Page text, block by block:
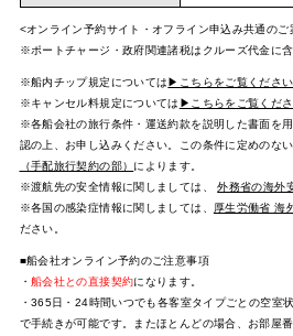
<オンライン予約サイト・オフライン申込み共通のご
※ポートチャージ・政府関連諸税はクルーズ代金に含
※船内チップ規定については▶こちらをご覧ください
※キャンセル料規定については ▶こちらをご覧くださ
※各船会社の旅行条件・運送約款を説明した書面を
認の上、お申し込みください。この条件に定めのない
（手配旅行契約の部） によります。
※渡航先の安全情報に関しましては、外務省の海外
※各国の感染症情報に関しましては、
厚生労働省 海
ださい。
■船会社オンライン予約のご注意事項
・ 船会社との直接契約になります。
・365日・24時間いつでも各客室タイプごとの空室
で手続きが可能です。またほとんどの場合、お部屋